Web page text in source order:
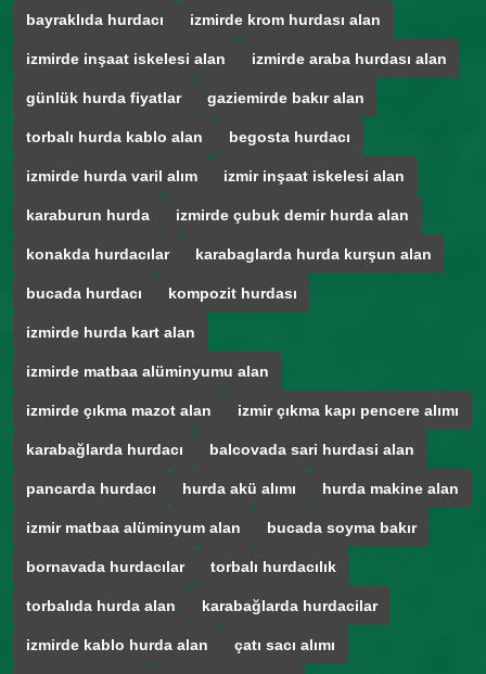
bayraklıda hurdacı izmirde krom hurdası alan
izmirde inşaat iskelesi alan izmirde araba hurdası alan
günlük hurda fiyatlar gaziemirde bakır alan
torbalı hurda kablo alan begosta hurdacı
izmirde hurda varil alım izmir inşaat iskelesi alan
karaburun hurda izmirde çubuk demir hurda alan
konakda hurdacılar karabaglarda hurda kurşun alan
bucada hurdacı kompozit hurdası
izmirde hurda kart alan
izmirde matbaa alüminyumu alan
izmirde çıkma mazot alan izmir çıkma kapı pencere alımı
karabağlarda hurdacı balcovada sari hurdasi alan
pancarda hurdacı hurda akü alımı hurda makine alan
izmir matbaa alüminyum alan bucada soyma bakır
bornavada hurdacılar torbalı hurdacılık
torbalıda hurda alan karabağlarda hurdacilar
izmirde kablo hurda alan çatı sacı alımı